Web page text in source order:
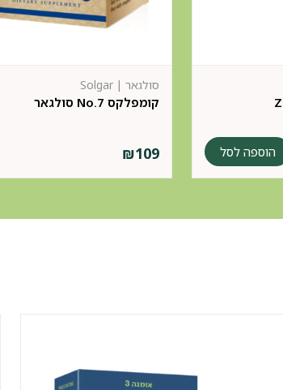
הוספה לסל
קומפלקס No.7 סולגאר
סולגאר | Solgar
₪109